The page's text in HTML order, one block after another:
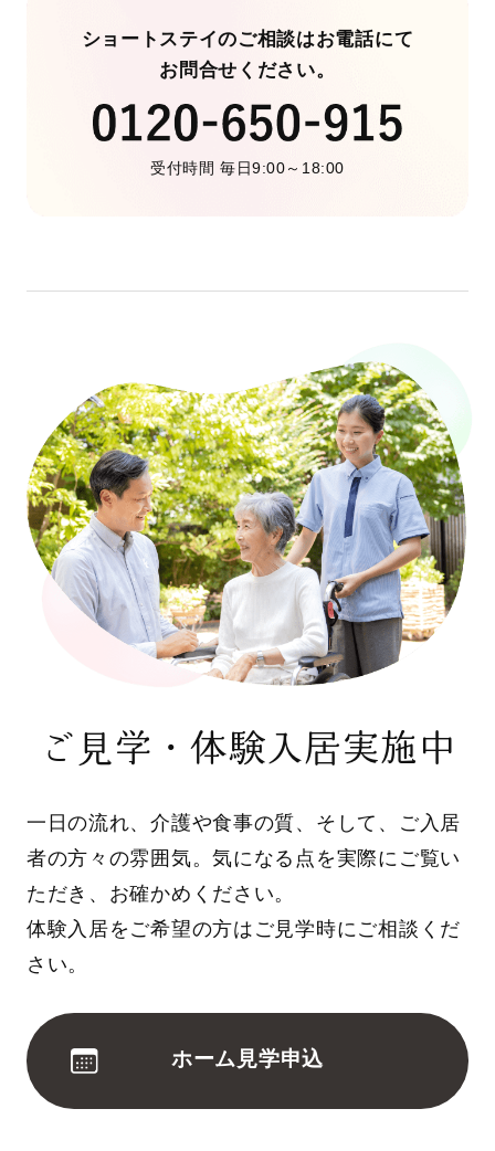
ショートステイのご相談はお電話にて
お問合せください。
受付時間 毎日9:00～18:00
ご見学・体験入居実施中
一日の流れ、介護や食事の質、そして、ご入居
者の方々の雰囲気。気になる点を実際にご覧い
ただき、お確かめください。
体験入居をご希望の方はご見学時にご相談くだ
さい。
ホーム見学申込